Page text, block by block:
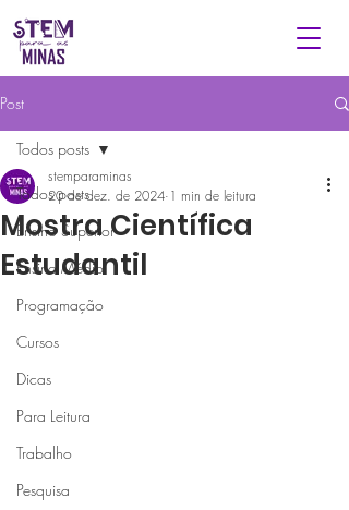
Post
Todos posts
Ensino Superior
Ensino Médio
Programação
Cursos
Dicas
Para Leitura
Trabalho
Pesquisa
Todos posts
Mostra Científica
Estudantil
stemparaminas
20 de dez. de 2024 1 min de leitura